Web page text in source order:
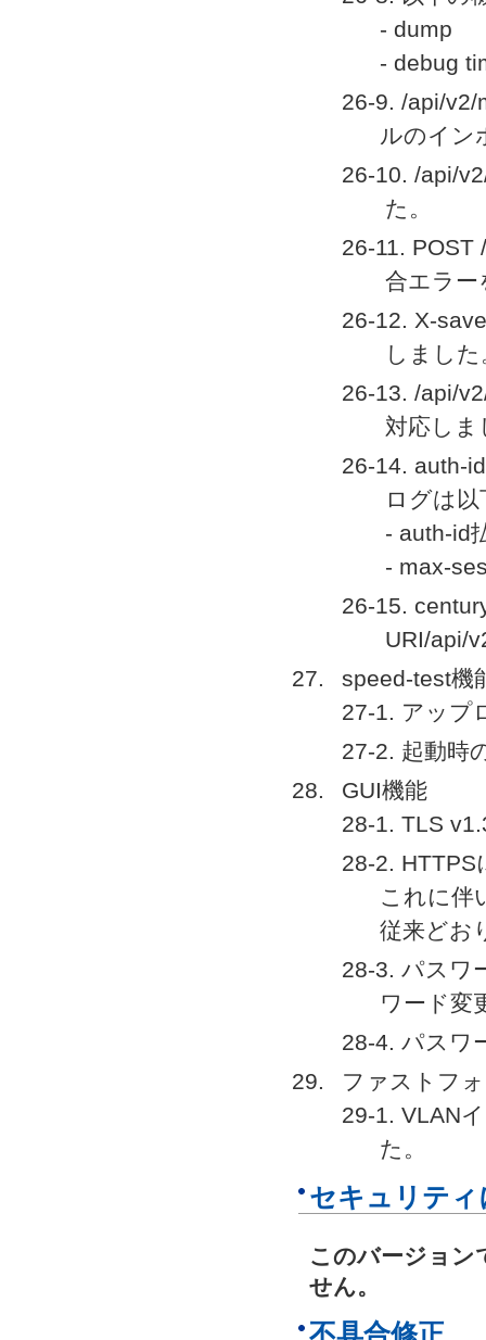
- dump
- debug
26-9. /api/
ルのイン
26-10. /api/
た。
26-11. POST
合エラー
26-12. X-
しました
26-13. /api/
対応しま
26-14. auth-
ログは
- auth-id
- max-
26-15.
URI/api/
speed-test機
27-1. アップ
27-2. 起動時
GUI機能
28-1. TLS
28-2. HTTPS
これに伴
従来どお
28-3. パスワ
ワード変
28-4. パスワ
ファストフ
29-1. VLAN
た。
セキュリティ
このバージョン
せん。
不具合修正